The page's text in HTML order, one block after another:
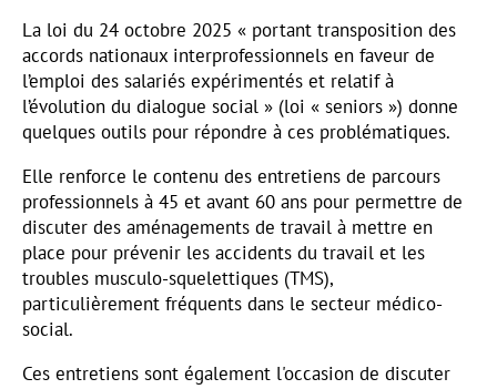
La loi du 24 octobre 2025 « portant transposition des
accords nationaux interprofessionnels en faveur de
l’emploi des salariés expérimentés et relatif à
l’évolution du dialogue social » (loi « seniors ») donne
quelques outils pour répondre à ces problématiques.
Elle renforce le contenu des entretiens de parcours
professionnels à 45 et avant 60 ans pour permettre de
discuter des aménagements de travail à mettre en
place pour prévenir les accidents du travail et les
troubles musculo-squelettiques (TMS),
particulièrement fréquents dans le secteur médico-
social.
Ces entretiens sont également l'occasion de discuter